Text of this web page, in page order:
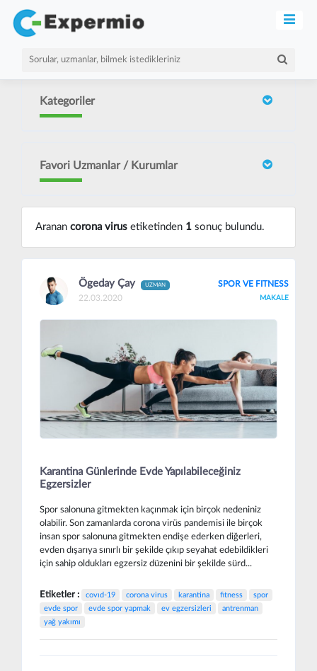
Kategoriler
Favori Uzmanlar / Kurumlar
Aranan corona virusetiketinden 1sonuç bulundu.
Ögeday Çay UZMAN
22.03.2020
SPOR VE FITNESS
MAKALE
Karantina Günlerinde Evde Yapılabileceğiniz
Egzersizler
Spor salonuna gitmekten kaçınmak için birçok nedeniniz
olabilir. Son zamanlarda corona virüs pandemisi ile birçok
insan spor salonuna gitmekten endişe ederken diğerleri,
evden dışarıya sınırlı bir şekilde çıkıp seyahat edebildikleri
için sahip oldukları egzersiz düzenini bir şekilde sürd...
Etiketler : covıd-19 corona virus karantina fitness
spor
evde spor
evde spor yapmak ev egzersizleri
antrenman
yağ yakımı